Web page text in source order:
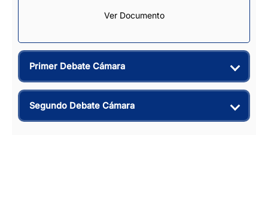
Ver Documento
Primer Debate Cámara
Segundo Debate Cámara